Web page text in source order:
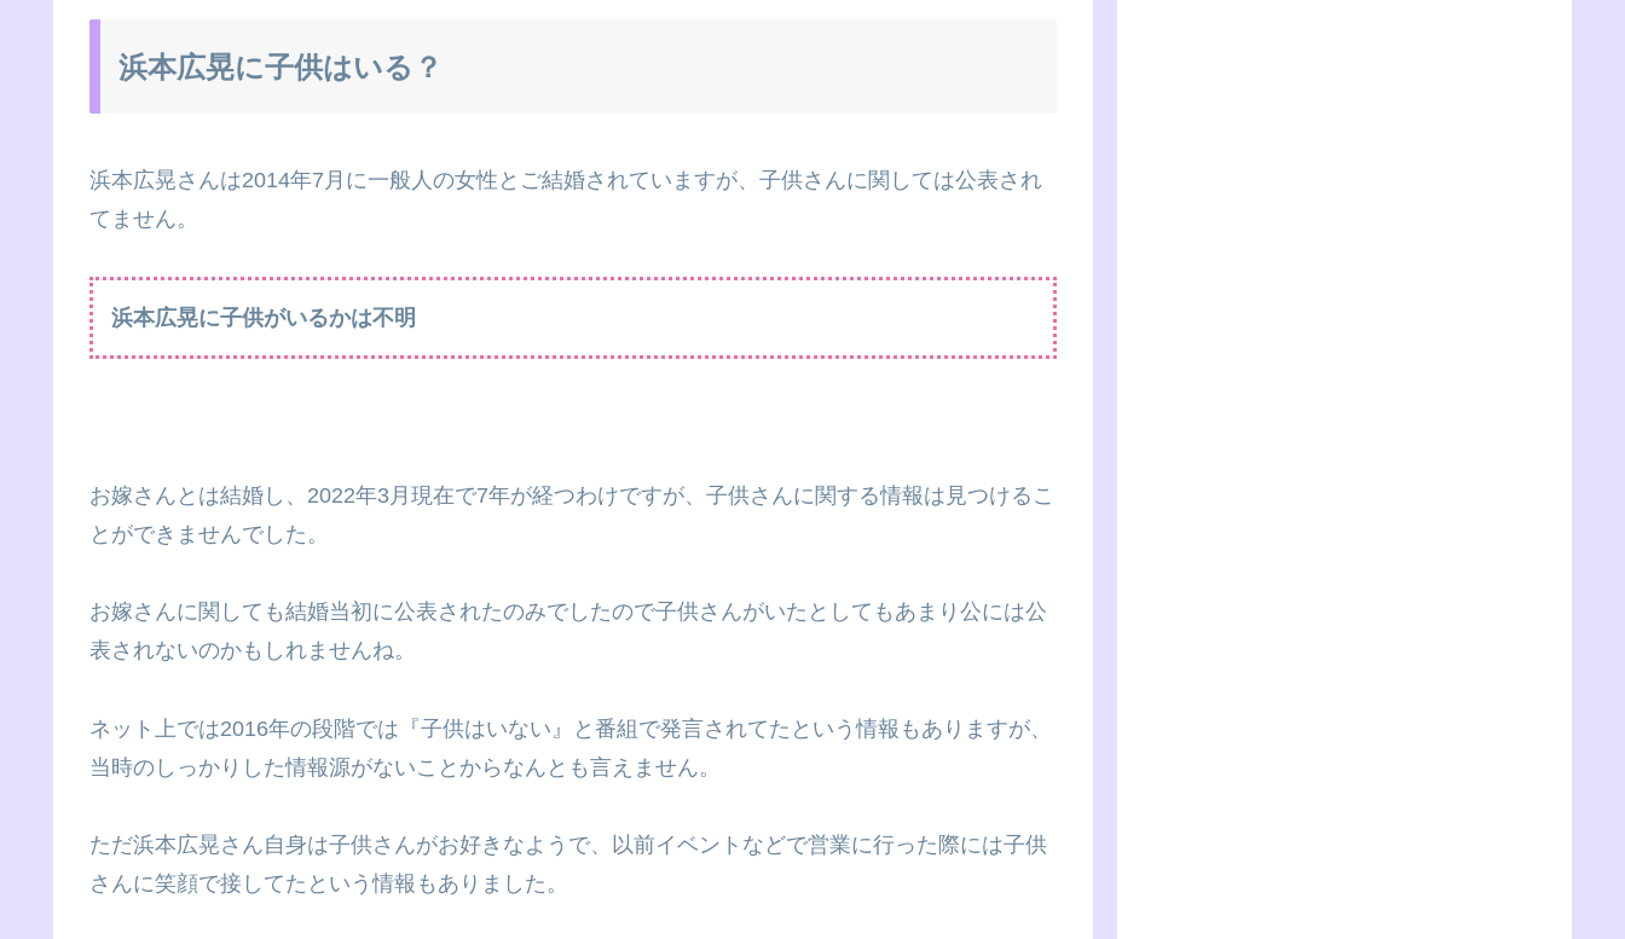
浜本広晃に子供はいる？
浜本広晃さんは2014年7月に一般人の女性とご結婚されていますが、子供さんに関しては公表され
てません。
浜本広晃に子供がいるかは不明
お嫁さんとは結婚し、2022年3月現在で7年が経つわけですが、子供さんに関する情報は見つけるこ
とができませんでした。
お嫁さんに関しても結婚当初に公表されたのみでしたので子供さんがいたとしてもあまり公には公
表されないのかもしれませんね。
ネット上では2016年の段階では『子供はいない』と番組で発言されてたという情報もありますが、
当時のしっかりした情報源がないことからなんとも言えません。
ただ浜本広晃さん自身は子供さんがお好きなようで、以前イベントなどで営業に行った際には子供
さんに笑顔で接してたという情報もありました。